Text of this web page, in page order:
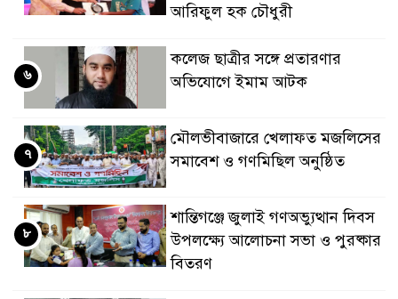
আরিফুল হক চৌধুরী
কলেজ ছাত্রীর সঙ্গে প্রতারণার
অভিযোগে ইমাম আটক
৬
মৌলভীবাজারে খেলাফত মজলিসের
সমাবেশ ও গণমিছিল অনুষ্ঠিত
৭
শান্তিগঞ্জে জুলাই গণঅভ্যুত্থান দিবস
উপলক্ষ্যে আলোচনা সভা ও পুরষ্কার
বিতরণ
৮